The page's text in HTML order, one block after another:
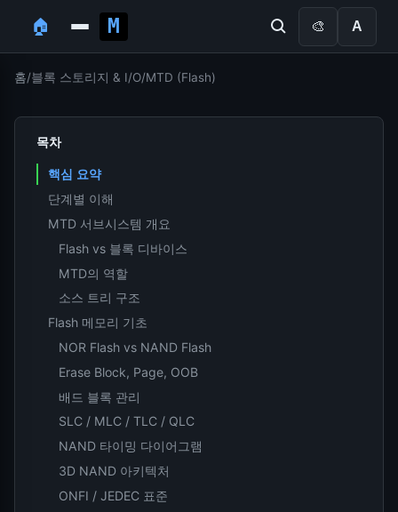
🏠 🎨 A
홈/블록 스토리지 & I/O/MTD (Flash)
목차
핵심 요약
단계별 이해
MTD 서브시스템 개요
Flash vs 블록 디바이스
MTD의 역할
소스 트리 구조
Flash 메모리 기초
NOR Flash vs NAND Flash
Erase Block, Page, OOB
배드 블록 관리
SLC / MLC / TLC / QLC
NAND 타이밍 다이어그램
3D NAND 아키텍처
ONFI / JEDEC 표준